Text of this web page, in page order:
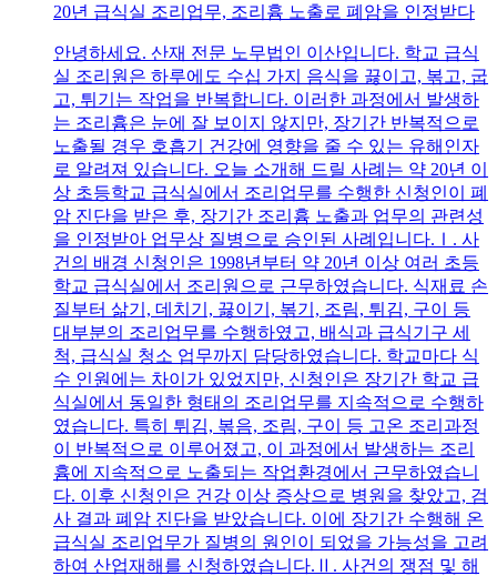
20년 급식실 조리업무, 조리흄 노출로 폐암을 인정받다
안녕하세요. 산재 전문 노무법인 이산입니다. 학교 급식
실 조리원은 하루에도 수십 가지 음식을 끓이고, 볶고, 굽
고, 튀기는 작업을 반복합니다. 이러한 과정에서 발생하
는 조리흄은 눈에 잘 보이지 않지만, 장기간 반복적으로
노출될 경우 호흡기 건강에 영향을 줄 수 있는 유해인자
로 알려져 있습니다. 오늘 소개해 드릴 사례는 약 20년 이
상 초등학교 급식실에서 조리업무를 수행한 신청인이 폐
암 진단을 받은 후, 장기간 조리흄 노출과 업무의 관련성
을 인정받아 업무상 질병으로 승인된 사례입니다.Ⅰ. 사
건의 배경 신청인은 1998년부터 약 20년 이상 여러 초등
학교 급식실에서 조리원으로 근무하였습니다. 식재료 손
질부터 삶기, 데치기, 끓이기, 볶기, 조림, 튀김, 구이 등
대부분의 조리업무를 수행하였고, 배식과 급식기구 세
척, 급식실 청소 업무까지 담당하였습니다. 학교마다 식
수 인원에는 차이가 있었지만, 신청인은 장기간 학교 급
식실에서 동일한 형태의 조리업무를 지속적으로 수행하
였습니다. 특히 튀김, 볶음, 조림, 구이 등 고온 조리과정
이 반복적으로 이루어졌고, 이 과정에서 발생하는 조리
흄에 지속적으로 노출되는 작업환경에서 근무하였습니
다. 이후 신청인은 건강 이상 증상으로 병원을 찾았고, 검
사 결과 폐암 진단을 받았습니다. 이에 장기간 수행해 온
급식실 조리업무가 질병의 원인이 되었을 가능성을 고려
하여 산업재해를 신청하였습니다.Ⅱ. 사건의 쟁점 및 해